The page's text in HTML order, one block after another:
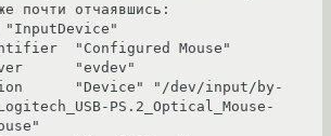
почти отчаявшись:
"InputDevice"
PS.2_Optical_Mouse-